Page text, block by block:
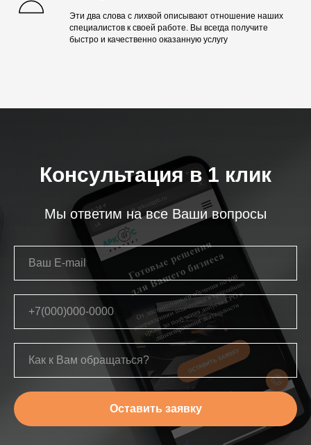
Эти два слова с лихвой описывают отношение наших
специалистов к своей работе. Вы всегда получите
быстро и качественно оказанную услугу
Консультация в 1 клик
Мы ответим на все Ваши вопросы
Оставить заявку